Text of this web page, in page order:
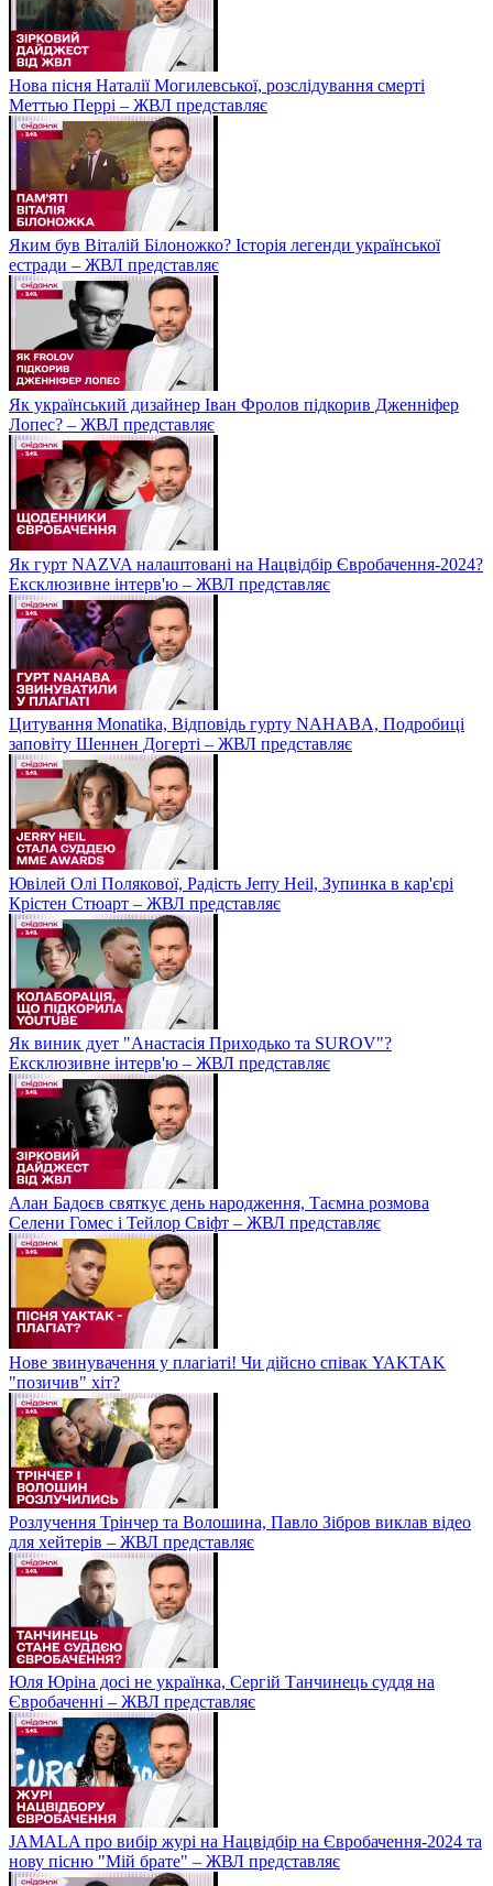
Нова пісня Наталії Могилевської, розслідування смерті
Меттью Перрі – ЖВЛ представляє
Яким був Віталій Білоножко? Історія легенди української
естради – ЖВЛ представляє
Як український дизайнер Іван Фролов підкорив Дженніфер
Лопес? – ЖВЛ представляє
Як гурт NAZVA налаштовані на Нацвідбір Євробачення-2024?
Ексклюзивне інтерв'ю – ЖВЛ представляє
Цитування Monatikа, Відповідь гурту NAHABA, Подробиці
заповіту Шеннен Догерті – ЖВЛ представляє
Ювілей Олі Полякової, Радість Jerry Heil, Зупинка в кар'єрі
Крістен Стюарт – ЖВЛ представляє
Як виник дует "Анастасія Приходько та SUROV"?
Ексклюзивне інтерв'ю – ЖВЛ представляє
Алан Бадоєв святкує день народження, Таємна розмова
Селени Гомес і Тейлор Свіфт – ЖВЛ представляє
Нове звинувачення у плагіаті! Чи дійсно співак YAKTAK
"позичив" хіт?
Розлучення Трінчер та Волошина, Павло Зібров виклав відео
для хейтерів – ЖВЛ представляє
Юля Юріна досі не українка, Сергій Танчинець суддя на
Євробаченні – ЖВЛ представляє
JAMALA про вибір журі на Нацвідбір на Євробачення-2024 та
нову пісню "Мій брате" – ЖВЛ представляє